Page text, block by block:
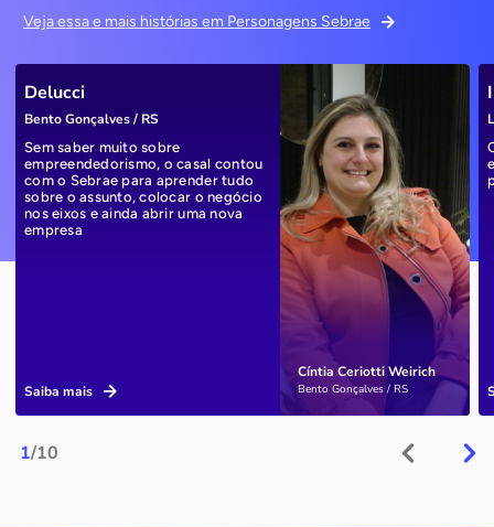
Veja essa e mais histórias em Personagens Sebrae
1/10
Cíntia Ceriotti Weirich
Bento Gonçalves / RS
Delucci
Bento Gonçalves / RS
Sem saber muito sobre
empreendedorismo, o casal contou
com o Sebrae para aprender tudo
sobre o assunto, colocar o negócio
nos eixos e ainda abrir uma nova
empresa
Saiba mais